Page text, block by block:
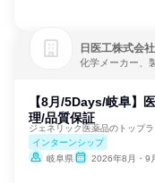
日医工株式会社
化学メーカー、
【8月/5Days/岐阜】
理/品質保証
ジェネリック医薬品のトップ
インターンシップ
岐阜県
2026年8月・9